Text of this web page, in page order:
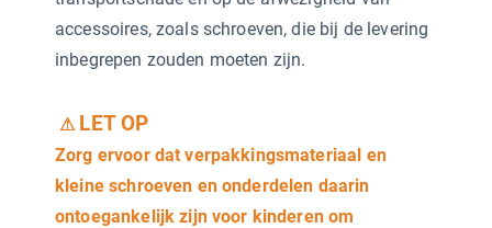
accessoires, zoals schroeven, die bij de levering
inbegrepen zouden moeten zijn.
⚠ LET OP
Zorg ervoor dat verpakkingsmateriaal en
kleine schroeven en onderdelen daarin
ontoegankelijk zijn voor kinderen om